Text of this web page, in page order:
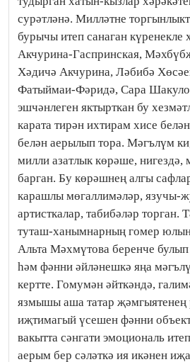
сурәтләнә. Милләтне
бурычы итеп санаган
Акчурина-Гаспринская,
Хәдичә Акчурина, Ләбибә
Фатыймаи-Фәридә, Сара
эшчәнлеген яктырткан бу
карата тирән ихтирам хисе
белән аерылып тора. Мәгълүм
милли азатлык көрәше, нигездә,
барган. Бу көрәшнең алгы
карашлы мөгаллимәләр, язучы-
артисткалар, табибәләр торган.
туташ-ханымнарның гомер
Альта Мәхмүтова беренче
һәм фәнни әйләнешкә яңа
кертте. Гомумән әйткәндә,
язмышы аша татар җәмгыятенең
иҗтимагый үсешен фәнни
вакытта сәнгати эмоциональ
аерым бер сәләткә ия икәнен